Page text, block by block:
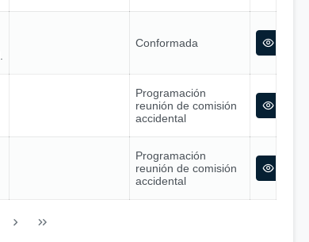
Conformada
Programación
reunión de comisión
accidental
Programación
reunión de comisión
accidental